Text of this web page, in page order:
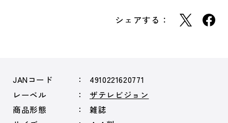
シェアする：
JANコード
4910221620771
レーベル
ザテレビジョン
商品形態
雑誌